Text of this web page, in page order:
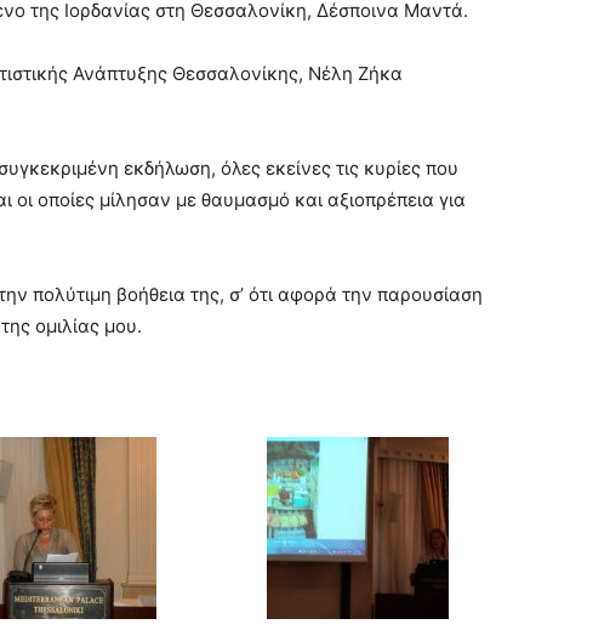
της Ιορδανίας στη Θεσσαλονίκη, Δέσποινα Μαντά.
Ανάπτυξης Θεσσαλονίκης, Νέλη Ζήκα
εκδήλωση, όλες εκείνες τις κυρίες που
οι οποίες μίλησαν με θαυμασμό και αξιοπρέπεια για
πολύτιμη βοήθεια της, σ’ ότι αφορά την παρουσίαση
ομιλίας μου.